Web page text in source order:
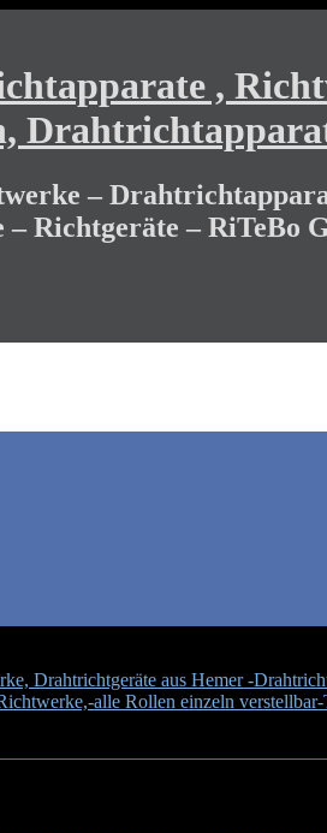
,
–
Richtgeräte – RiTeBo
Drahtrichtgeräte aus Hemer -
alle Rollen einzeln